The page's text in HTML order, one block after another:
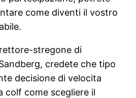
come diventi il vostro
stregone di
credete che tipo
decisione di velocita
colf come scegliere il